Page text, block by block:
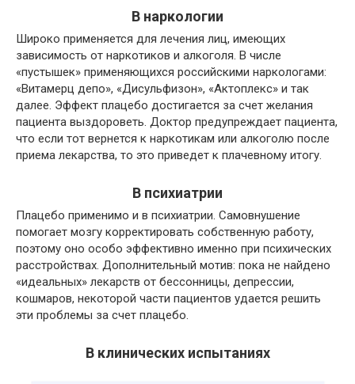
В наркологии
Широко применяется для лечения лиц, имеющих
зависимость от наркотиков и алкоголя. В числе
«пустышек» применяющихся российскими наркологами:
«Витамерц депо», «Дисульфизон», «Актоплекс» и так
далее. Эффект плацебо достигается за счет желания
пациента выздороветь. Доктор предупреждает пациента,
что если тот вернется к наркотикам или алкоголю после
приема лекарства, то это приведет к плачевному итогу.
В психиатрии
Плацебо применимо и в психиатрии. Самовнушение
помогает мозгу корректировать собственную работу,
поэтому оно особо эффективно именно при психических
расстройствах. Дополнительный мотив: пока не найдено
«идеальных» лекарств от бессонницы, депрессии,
кошмаров, некоторой части пациентов удается решить
эти проблемы за счет плацебо.
В клинических испытаниях